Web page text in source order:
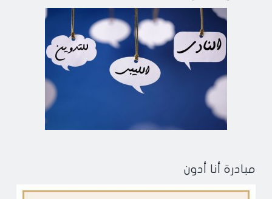
مبادرة أنا أدون